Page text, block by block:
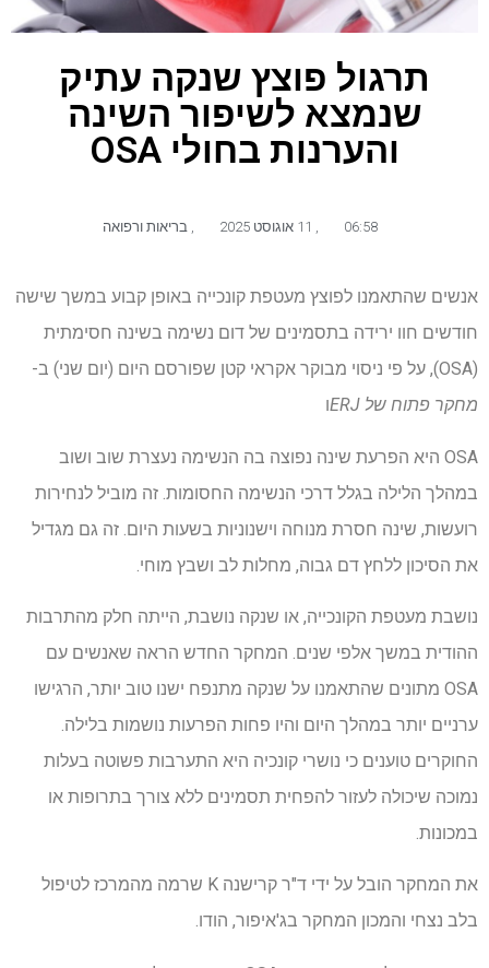
תרגול פוצץ שנקה עתיק
שנמצא לשיפור השינה
והערנות בחולי OSA
06:58 בריאות ורפואה
אנשים שהתאמנו לפוצץ מעטפת קונכייה באופן קבוע במשך שישה
חודשים חוו ירידה בתסמינים של דום נשימה בשינה חסימתית
(OSA), על פי ניסוי מבוקר אקראי קטן שפורסם היום (יום שני) ב-
מחקר פתוח של ERJ
ו
OSA היא הפרעת שינה נפוצה בה הנשימה נעצרת שוב ושוב
במהלך הלילה בגלל דרכי הנשימה החסומות. זה מוביל לנחירות
רועשות, שינה חסרת מנוחה וישנוניות בשעות היום. זה גם מגדיל
את הסיכון ללחץ דם גבוה, מחלות לב ושבץ מוחי.
נושבת מעטפת הקונכייה, או שנקה נושבת, הייתה חלק מהתרבות
ההודית במשך אלפי שנים. המחקר החדש הראה שאנשים עם
OSA מתונים שהתאמנו על שנקה מתנפח ישנו טוב יותר, הרגישו
ערניים יותר במהלך היום והיו פחות הפרעות נושמות בלילה.
החוקרים טוענים כי נושרי קונכיה היא התערבות פשוטה בעלות
נמוכה שיכולה לעזור להפחית תסמינים ללא צורך בתרופות או
במכונות.
את המחקר הובל על ידי ד"ר קרישנה K שרמה מהמרכז לטיפול
בלב נצחי והמכון המחקר בג'איפור, הודו.